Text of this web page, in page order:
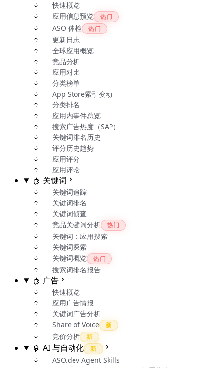
快速概览
应用信息预览
热门
ASO 体检 热门
更新日志
全球应用概览
竞品分析
应用对比
分类榜单
App Store索引变动
分类排名
应用内事件总览
搜索广告热度（SAP）
关键词排名历史
评分历史趋势
应用评分
应用评论
关键词
关键词追踪
关键词排名
关键词侦查
竞品关键词分析
热门
关键词：应用搜索
关键词探索
关键词概览
热门
搜索词排名报告
广告
快速概览
应用广告情报
关键词广告分析
Share of Voice
新
竞价分析 新
AI 与自动化 新
ASO.dev Agent Skills